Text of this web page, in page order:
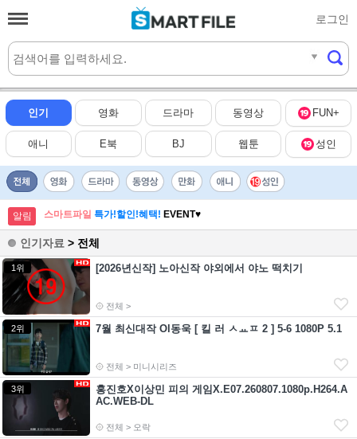
로그인
실시간HOT
인기 영화 드라마 동영상 FUN+
애니 E북 BJ 웹툰 성인
알림 스마트파일 특가!할인!혜택! EVENT♥
인기자료 > 전체
1위 [2026년신작] 노아신작 야외에서 야노 떡치기
전체 >
2위 7월 최신대작 Ol동욱 [ 킬 러 ㅅㅛㅍ 2 ] 5-6 1080P 5.1
전체 > 미니시리즈
3위
홍진호X이상민 피의 게임X.E07.260807.1080p.H264.A
AC.WEB-DL
전체 > 오락